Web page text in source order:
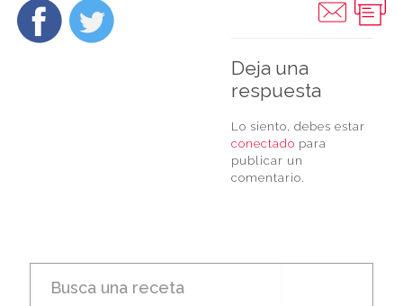
Deja una
respuesta
Lo siento, debes estar
conectado para
publicar un
comentario.